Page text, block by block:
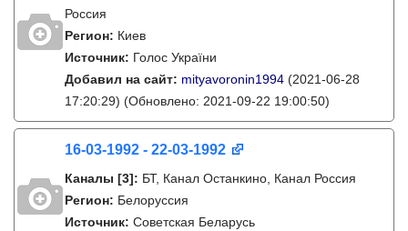
Россия
Регион: Киев
Источник: Голос України
Добавил на сайт: mityavoronin1994 (2021-06-28
17:20:29) (Обновлено: 2021-09-22 19:00:50)
16-03-1992 - 22-03-1992
Каналы [3]: БТ, Канал Останкино, Канал Россия
Регион: Белоруссия
Источник: Советская Беларусь